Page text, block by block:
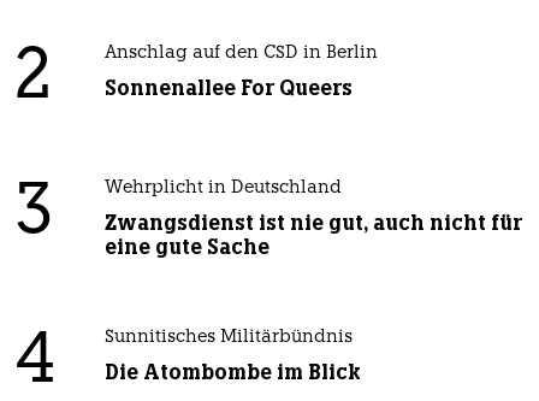
2 Anschlag auf den CSD in Berlin
Sonnenallee For Queers
3 Wehrplicht in Deutschland
Zwangsdienst ist nie gut, auch nicht für
eine gute Sache
4 Sunnitisches Militärbündnis
Die Atombombe im Blick